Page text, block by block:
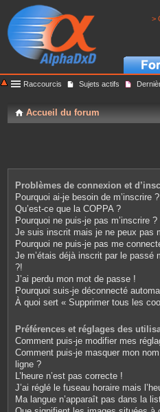
>
Raccourcis Sujets actifs
Accueil du forum
Problèmes de connexion et
Pourquoi ai-je besoin de m’inscrire ?
Qu’est-ce que la COPPA ?
Pourquoi ne puis-je pas m’inscrire ?
Je suis inscrit mais je ne peux pas
Pourquoi ne puis-je pas me
Je m’étais déjà inscrit par le passé
?!
J’ai perdu mon mot de passe !
Pourquoi suis-je déconnecté
À quoi sert « Supprimer tous les
Préférences et réglages des
Comment puis-je modifier mes
Comment puis-je masquer mon
ligne ?
L’heure n’est pas correcte !
J’ai réglé le fuseau horaire mais
Ma langue n’apparaît pas dans la